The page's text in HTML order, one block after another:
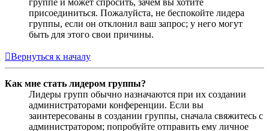
группе и может спросить, зачем вы хотите
присоединиться. Пожалуйста, не беспокойте лидера
группы, если он отклонил ваш запрос; у него могут
быть для этого свои причины.
Вернуться к началу
Как мне стать лидером группы?
Лидеры групп обычно назначаются при их создании
администраторами конференции. Если вы
заинтересованы в создании группы, сначала свяжитесь с
администратором; попробуйте отправить ему личное